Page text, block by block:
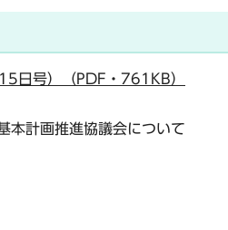
日号）（PDF・761KB）
本計画推進協議会について